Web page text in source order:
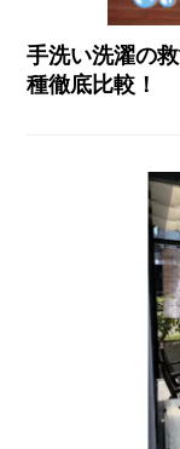
手洗い洗濯の
種徹底比較！